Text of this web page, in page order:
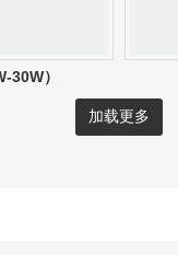
30W）
加载更多